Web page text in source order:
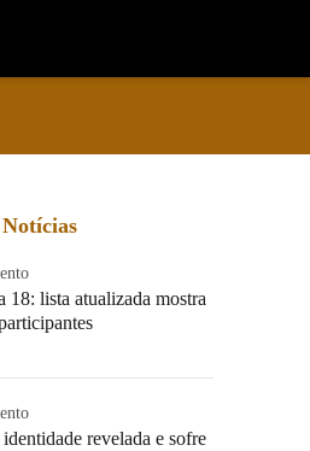
18: lista atualizada mostra
revelada e sofre